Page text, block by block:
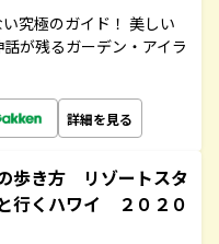
究極のガイド！ 美しい
が残るガーデン・アイラ
詳細を見る
歩き方 リゾートスタ
行くハワイ ２０２０